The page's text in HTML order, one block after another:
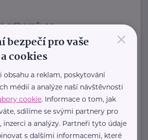
odborník na
pomůcky a hygienická
tradicí.
cs-cz
150
×
bezpečí pro vaše
cookies
obsahu a reklam, poskytování
médií a analýze naší návštěvnosti
cookie. Informace o tom, jak
sdílíme se svými partnery pro
inzerci a analýzy. Partneři tyto údaje
s dalšími informacemi, které